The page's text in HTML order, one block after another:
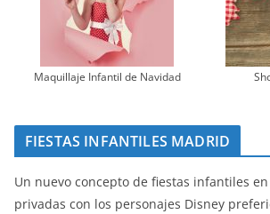
Maquillaje Infantil de Navidad
FIESTAS INFANTILES MADRID
Un nuevo concepto de fiestas infantiles
privadas con los personajes Disney